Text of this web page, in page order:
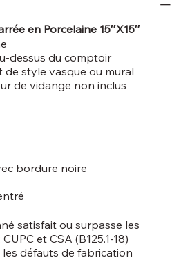
en Porcelaine 15″X15″
dessus du comptoir
de style vasque ou mural
de vidange non inclus
bordure noire
satisfait ou surpasse les
et CSA (B125.1-18)
défauts de fabrication